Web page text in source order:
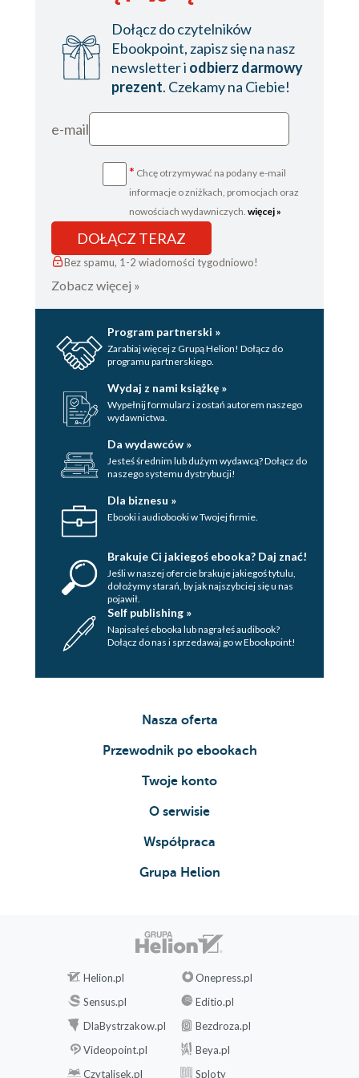
Dołącz do czytelników
Ebookpoint, zapisz się na nasz
newsletter i odbierz darmowy
prezent. Czekamy na Ciebie!
e-mail
* Chcę otrzymywać na podany e-mail
informacje o zniżkach, promocjach oraz
nowościach wydawniczych. więcej »
DOŁĄCZ TERAZ
Bez spamu, 1-2 wiadomości tygodniowo!
Zobacz więcej »
Program partnerski »
Zarabiaj więcej z Grupą Helion! Dołącz do
programu partnerskiego.
Wydaj z nami książkę »
Wypełnij formularz i zostań autorem naszego
wydawnictwa.
Da wydawców »
Jesteś średnim lub dużym wydawcą? Dołącz do
naszego systemu dystrybucji!
Dla biznesu »
Ebooki i audiobooki w Twojej firmie.
Brakuje Ci jakiegoś ebooka? Daj znać!
Jeśli w naszej ofercie brakuje jakiegoś tytulu,
dołożymy starań, by jak najszybciej się u nas
pojawił.
Self publishing »
Napisałeś ebooka lub nagrałeś audibook?
Dołącz do nas i sprzedawaj go w Ebookpoint!
Nasza oferta
Przewodnik po ebookach
Twoje konto
O serwisie
Współpraca
Grupa Helion
Helion.pl
Onepress.pl
Sensus.pl
Editio.pl
DlaBystrzakow.pl
Bezdroza.pl
Videopoint.pl
Beya.pl
Czytalisek.pl
Sploty